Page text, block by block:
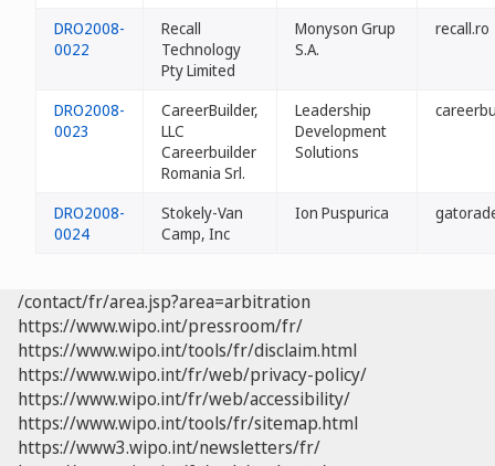
DRO2008-
0022
Recall
Technology
Pty Limited
Monyson Grup
S.A.
recall.ro
DRO2008-
0023
CareerBuilder,
LLC
Careerbuilder
Romania Srl.
Leadership
Development
Solutions
DRO2008-
0024
Stokely-Van
Camp, Inc
Ion Puspurica
/contact/fr/area.jsp?area=arbitration
https://www.wipo.int/pressroom/fr/
https://www.wipo.int/tools/fr/disclaim.html
https://www.wipo.int/fr/web/privacy-policy/
https://www.wipo.int/fr/web/accessibility/
https://www.wipo.int/tools/fr/sitemap.html
https://www3.wipo.int/newsletters/fr/